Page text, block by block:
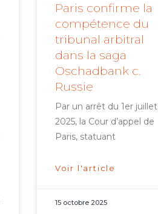
Paris confirme la
compétence du
tribunal arbitral
dans la saga
Oschadbank c.
Russie
Par un arrêt du 1er juillet
2025, la Cour d’appel de
Paris, statuant
Voir l'article
15 octobre 2025